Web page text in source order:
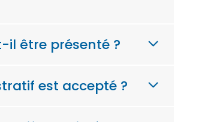
il être présenté ?
est accepté ?